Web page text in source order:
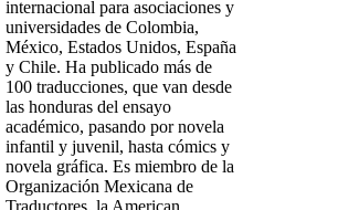
internacional para asociaciones y
universidades de Colombia,
México, Estados Unidos, España
y Chile. Ha publicado más de
100 traducciones, que van desde
las honduras del ensayo
académico, pasando por novela
infantil y juvenil, hasta cómics y
novela gráfica. Es miembro de la
Organización Mexicana de
Traductores, la American